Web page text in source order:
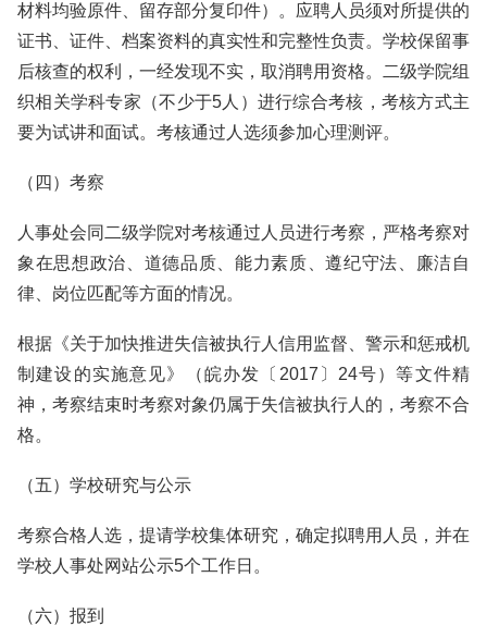
材料均验原件、留存部分复印件）。应聘人员须对所提供的
证书、证件、档案资料的真实性和完整性负责。学校保留事
后核查的权利，一经发现不实，取消聘用资格。二级学院组
织相关学科专家（不少于5人）进行综合考核，考核方式主
要为试讲和面试。考核通过人选须参加心理测评。
（四）考察
人事处会同二级学院对考核通过人员进行考察，严格考察对
象在思想政治、道德品质、能力素质、遵纪守法、廉洁自
律、岗位匹配等方面的情况。
根据《关于加快推进失信被执行人信用监督、警示和惩戒机
制建设的实施意见》（皖办发〔2017〕24号）等文件精
神，考察结束时考察对象仍属于失信被执行人的，考察不合
格。
（五）学校研究与公示
考察合格人选，提请学校集体研究，确定拟聘用人员，并在
学校人事处网站公示5个工作日。
（六）报到